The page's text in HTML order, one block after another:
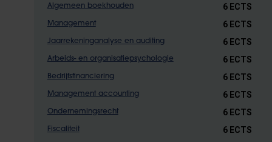
Algemeen boekhouden 6 ECTS
Management 6 ECTS
Jaarrekeninganalyse en auditing 6 ECTS
Arbeids- en organisatiepsychologie 6 ECTS
Bedrijfsfinanciering 6 ECTS
Management accounting 6 ECTS
Ondernemingsrecht 6 ECTS
Fiscaliteit 6 ECTS